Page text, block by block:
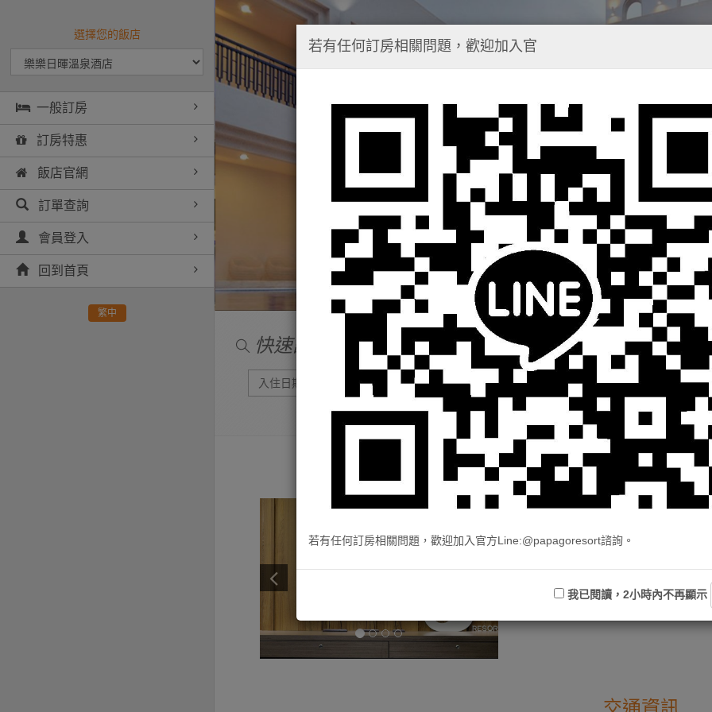
選擇您的飯店
一般訂房
訂房特惠
飯店官網
訂單查詢
會員登入
回到首頁
繁中
快速訂房 STEP.1 樂樂日暉溫泉酒店
飯店簡介
官方Line諮詢服務: @papagoresort
飯店電話：089-861166
飯店地址：台東縣池上鄉東欣路123號
入住時間：15:00之後
飯店登記號：交觀宿字第1499號
交通資訊
若有任何訂房相關問題，歡迎加入官
若有任何訂房相關問題，歡迎加入官方Line:@papagoresort諮詢。
我已閱讀，2小時內不再顯示